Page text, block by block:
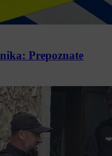
Prepoznate